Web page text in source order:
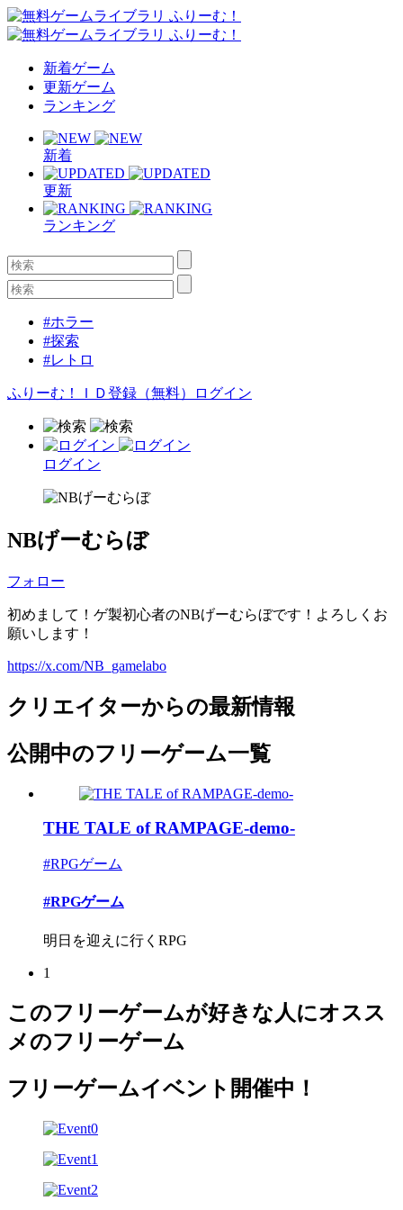
新着ゲーム
更新ゲーム
ランキング
新着
更新
ランキング
#ホラー
#探索
#レトロ
ふりーむ！ＩＤ登録（無料） ログイン
ログイン
NBげーむらぼ
フォロー
初めまして！ゲ製初心者のNBげーむらぼです！よろしくお
願いします！
https://x.com/NB_gamelabo
クリエイターからの最新情報
公開中のフリーゲーム一覧
THE TALE of RAMPAGE-demo-
#RPGゲーム
#RPGゲーム
明日を迎えに行くRPG
1
このフリーゲームが好きな人にオスス
メのフリーゲーム
フリーゲームイベント開催中！